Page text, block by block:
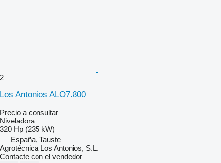
2
Los Antonios ALO7.800
Precio a consultar
Niveladora
320 Hp (235 kW)
España, Tauste
Agrotécnica Los Antonios, S.L.
Contacte con el vendedor